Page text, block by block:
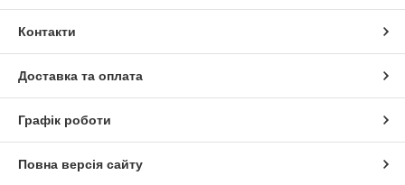
Контакти
Доставка та оплата
Графік роботи
Повна версія сайту